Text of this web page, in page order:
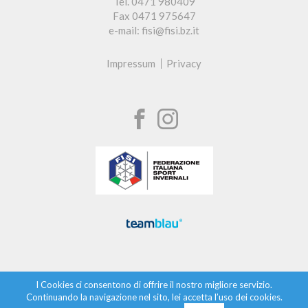
Fax 0471 975647
e-mail: fisi@fisi.bz.it
Impressum Privacy
I Cookies ci consentono di offrire il nostro migliore servizio.
Continuando la navigazione nel sito, lei accetta l’uso dei cookies.